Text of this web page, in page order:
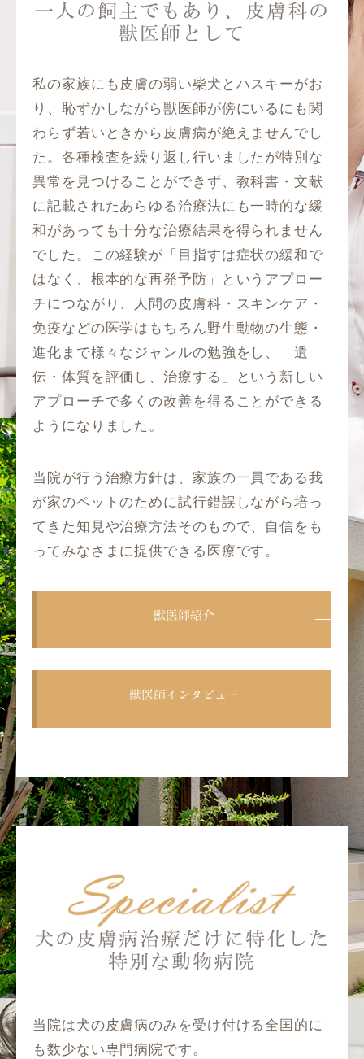
一人の飼主でもあり、皮膚科の
獣医師として
私の家族にも皮膚の弱い柴犬とハスキーがお
り、恥ずかしながら獣医師が傍にいるにも関
わらず若いときから皮膚病が絶えませんでし
た。各種検査を繰り返し行いましたが特別な
異常を見つけることができず、教科書・文献
に記載されたあらゆる治療法にも一時的な緩
和があっても十分な治療結果を得られません
でした。この経験が「目指すは症状の緩和で
はなく、根本的な再発予防」というアプロー
チにつながり、人間の皮膚科・スキンケア・
免疫などの医学はもちろん野生動物の生態・
進化まで様々なジャンルの勉強をし、「遺
伝・体質を評価し、治療する」という新しい
アプローチで多くの改善を得ることができる
ようになりました。
当院が行う治療方針は、家族の一員である我
が家のペットのために試行錯誤しながら培っ
てきた知見や治療方法そのもので、自信をも
ってみなさまに提供できる医療です。
獣医師紹介
獣医師インタビュー
犬の皮膚病治療だけに特化した
特別な動物病院
当院は犬の皮膚病のみを受け付ける全国的に
も数少ない専門病院です。